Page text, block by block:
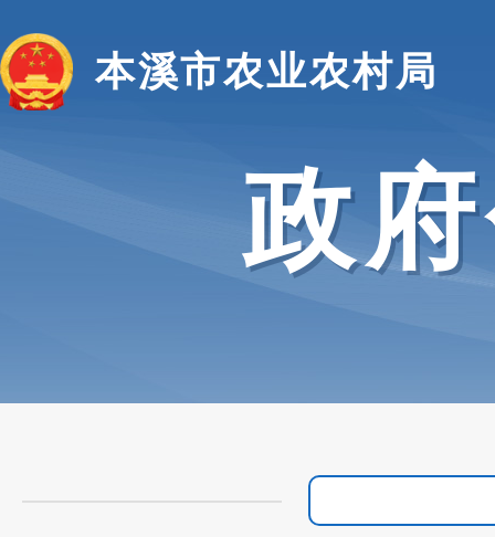
本溪市农业农村局
政